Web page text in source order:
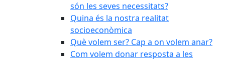
són les seves necessitats?
Quina és la nostra realitat
socioeconòmica
Què volem ser? Cap a on volem anar?
Com volem donar resposta a les